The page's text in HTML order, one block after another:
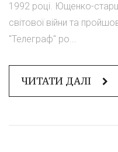
1992 році. Ющенко-
світової війни та
"Телеграф" ро...
ЧИТАТИ ДАЛІ